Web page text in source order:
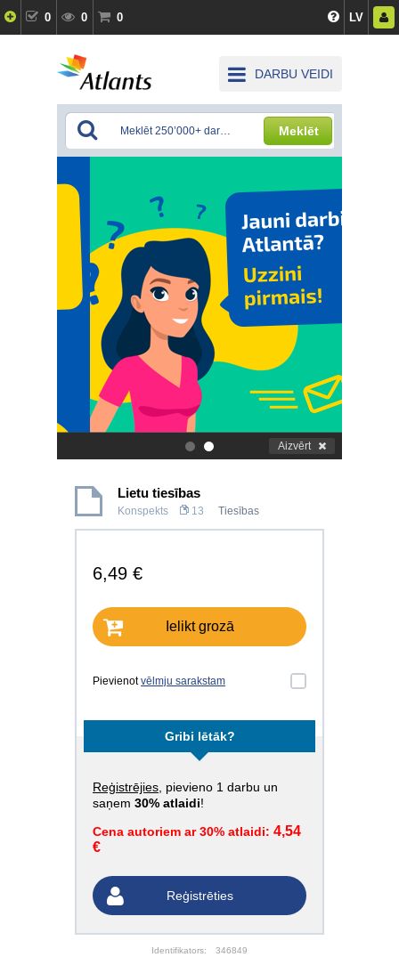
0 0 0 LV
DARBU VEIDI
Meklēt
. Aizvērt
Lietu tiesības
Konspekts 13 Tiesības
6,49 €
Ielikt grozā
Pievienotvēlmju sarakstam
Gribi lētāk?
Reģistrējies , pievieno 1 darbu un
saņem 30% atlaidi!
Cena autoriem ar 30% atlaidi: 4,54
€
Reģistrēties
Identifikators: 346849